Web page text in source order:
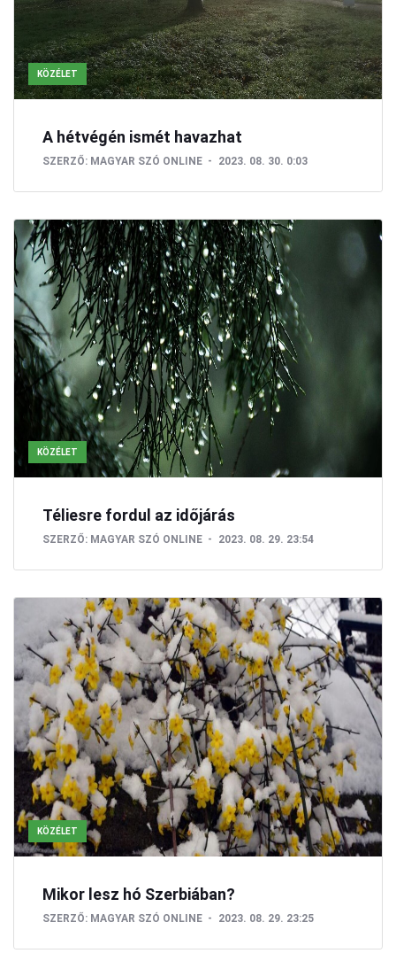
KÖZÉLET
A hétvégén ismét havazhat
SZERZŐ: MAGYAR SZÓ ONLINE 2023. 08. 30. 0:03
KÖZÉLET
Téliesre fordul az időjárás
SZERZŐ: MAGYAR SZÓ ONLINE 2023. 08. 29. 23:54
KÖZÉLET
Mikor lesz hó Szerbiában?
SZERZŐ: MAGYAR SZÓ ONLINE 2023. 08. 29. 23:25